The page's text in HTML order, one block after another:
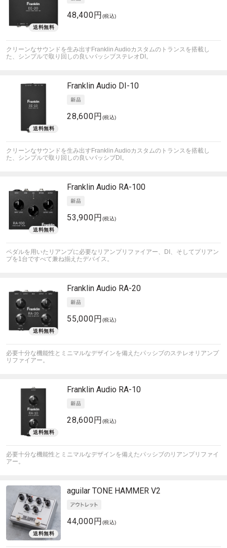
48,400円 (税込)
クリーンなサウンドを生み出すFranklin Audioカスタムのトランスを搭載し
た、シンプルで取り回しの良いパッシブステレオDI。
Franklin Audio DI-10
28,600円 (税込)
クリーンなサウンドを生み出すFranklin Audioカスタムのトランスを搭載し
た、シンプルで取り回しの良いパッシブDI。
Franklin Audio RA-100
53,900円 (税込)
ペダルを用いたリアンプに必要なリアンプリファイアー、DI、そしてプリアン
プを1台ですべて兼ね揃えたデバイス。
Franklin Audio RA-20
55,000円 (税込)
必要十分な機能性とミニマルなデザインを備えたパッシブのステレオリアンプ
リファイアー。
Franklin Audio RA-10
28,600円 (税込)
必要十分な機能性とミニマルなデザインを備えたパッシブのリアンプリファイ
アー。
aguilar TONE HAMMER V2
44,000円 (税込)